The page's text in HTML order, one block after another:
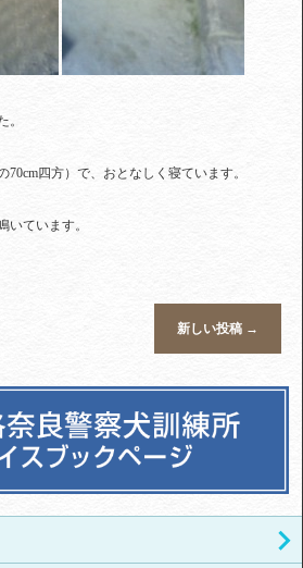
。
四方）で、おとなしく寝ています。
いています。
新しい投稿 →